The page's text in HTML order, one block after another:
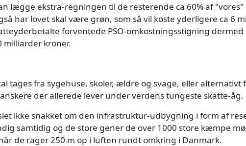
lægge ekstra-regningen til de resterende ca 60% af
har lovet skal være grøn, som så vil koste yderligere ca 6
forventede PSO-omkostningsstigning dermed
milliarder kroner.
tages fra sygehuse, skoler, ældre og svage, eller alternativt
der allerede lever under verdens tungeste skatte-åg.
ikke snakket om den infrastruktur-udbygning i form af
samtidig og de store gener de over 1000 store kæmpe
de rager 250 m op i luften rundt omkring i Danmark.